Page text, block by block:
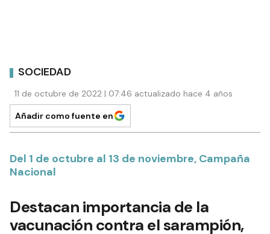
SOCIEDAD
11 de octubre de 2022 | 07:46 actualizado hace 4 años
Añadir como fuente en
Del 1 de octubre al 13 de noviembre, Campaña
Nacional
Destacan importancia de la
vacunación contra el sarampión,